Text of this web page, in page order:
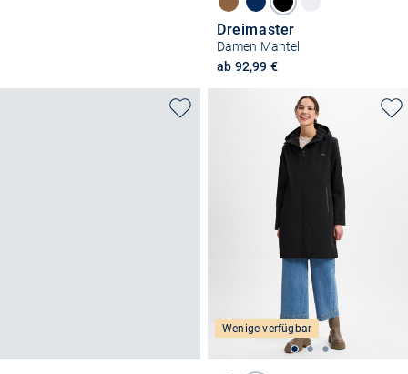
Dreimaster
Damen Mantel
ab 92,99 €
Wenige verfügbar